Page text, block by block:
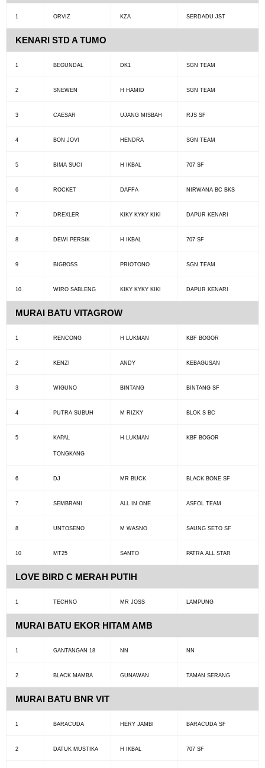
1 ORVIZ KZA SERDADU JST
KENARI STD A TUMO
1 BEGUNDAL DK1 SGN TEAM
2 SNEWEN H HAMID SGN TEAM
3 CAESAR UJANG MISBAH RJS SF
4 BON JOVI HENDRA SGN TEAM
5 BIMA SUCI H IKBAL 707 SF
6 ROCKET DAFFA NIRWANA BC BKS
7 DREXLER KIKY KYKY KIKI DAPUR KENARI
8 DEWI PERSIK H IKBAL 707 SF
9 BIGBOSS PRIOTONO SGN TEAM
10 WIRO SABLENG KIKY KYKY KIKI DAPUR KENARI
MURAI BATU VITAGROW
1 RENCONG H LUKMAN KBF BOGOR
2 KENZI ANDY KEBAGUSAN
3 WIGUNO BINTANG BINTANG SF
4 PUTRA SUBUH M RIZKY BLOK S BC
5 KAPAL
TONGKANG
H LUKMAN KBF BOGOR
6 DJ MR BUCK BLACK BONE SF
7 SEMBRANI ALL IN ONE ASFOL TEAM
8 UNTOSENO M WASNO SAUNG SETO SF
10 MT25 SANTO PATRA ALL STAR
LOVE BIRD C MERAH PUTIH
1 TECHNO MR JOSS LAMPUNG
MURAI BATU EKOR HITAM AMB
1 GANTANGAN 18 NN NN
2 BLACK MAMBA GUNAWAN TAMAN SERANG
MURAI BATU BNR VIT
1 BARACUDA HERY JAMBI BARACUDA SF
2 DATUK MUSTIKA H IKBAL 707 SF